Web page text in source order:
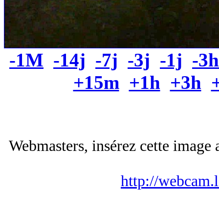
-1M -14j -7j -3j -1j -3h
+15m +1h +3h
Webmasters, insérez cette
http://